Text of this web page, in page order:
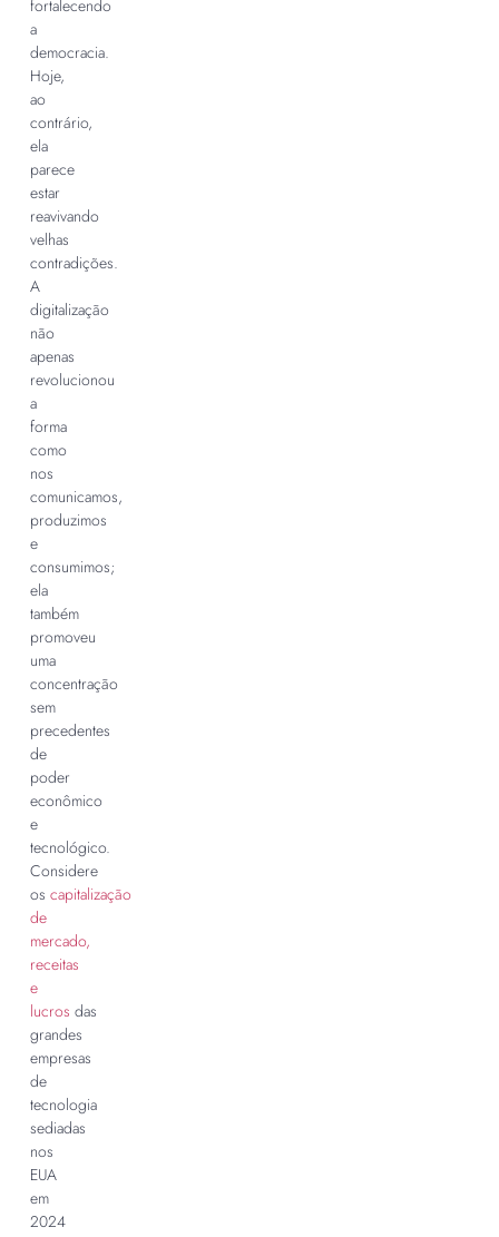
fortalecendo
a
democracia.
Hoje,
ao
contrário,
ela
parece
estar
reavivando
velhas
contradições.
A
digitalização
não
apenas
revolucionou
a
forma
como
nos
comunicamos,
produzimos
e
consumimos;
ela
também
promoveu
uma
concentração
sem
precedentes
de
poder
econômico
e
tecnológico.
Considere
os capitalização
de
mercado,
receitas
e
lucros das
grandes
empresas
de
tecnologia
sediadas
nos
EUA
em
2024